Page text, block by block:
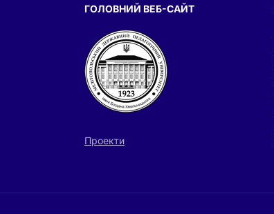
ГОЛОВНИЙ ВЕБ-САЙТ
Проекти